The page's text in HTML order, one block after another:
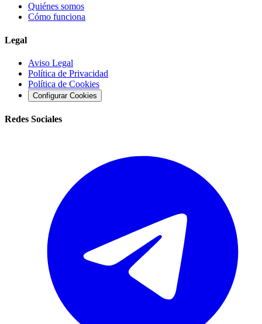
Quiénes somos
Cómo funciona
Legal
Aviso Legal
Política de Privacidad
Política de Cookies
Configurar Cookies
Redes Sociales